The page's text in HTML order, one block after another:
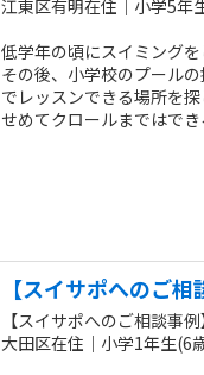
江東区有明在住｜小学5年
低学年の頃にスイミング
その後、小学校のプール
でレッスンできる場所を探
せめてクロールまではでき
【スイサポへのご
【スイサポへのご相談事例
大田区在住｜小学1年生(6